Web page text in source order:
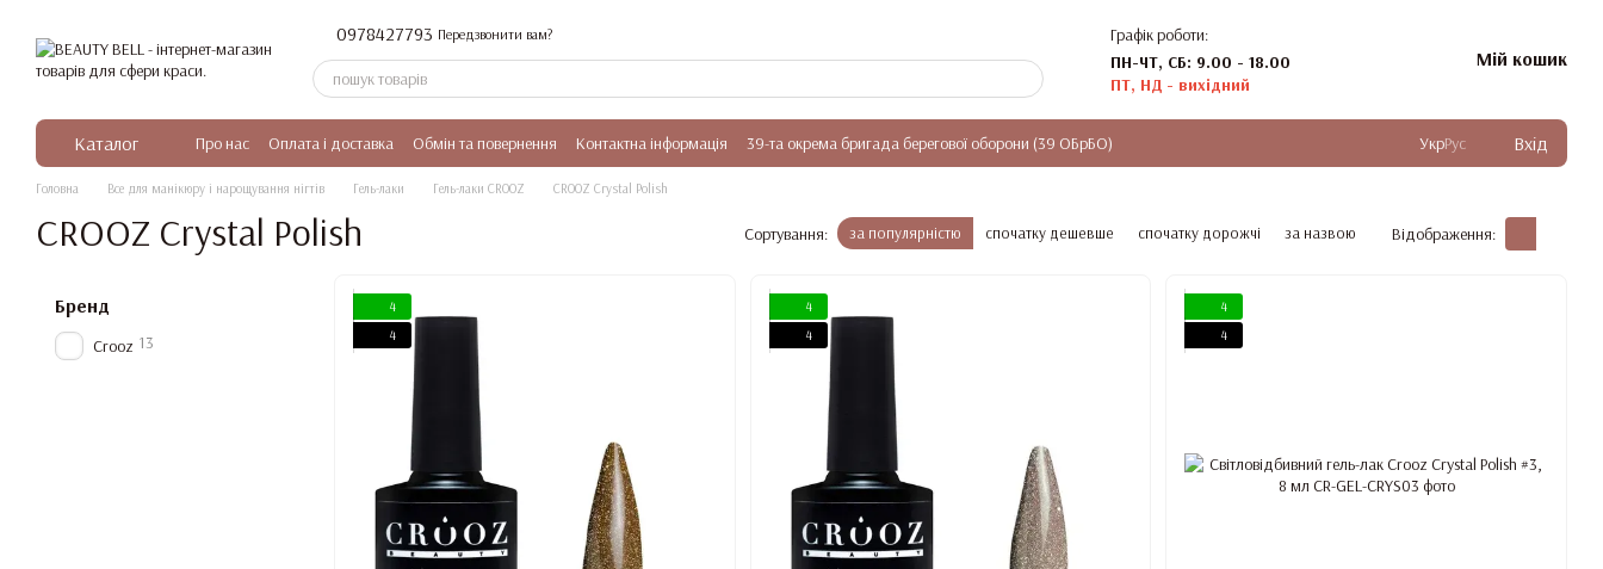
0978427793 Передзвонити вам?
Графік роботи:
ПН-ЧТ, СБ: 9.00 - 18.00
ПТ, НД - вихідний
Мій кошик
Каталог Про нас Оплата і доставка Обмін та повернення Контактна інформація 39-та окрема бригада берегової оборони (39 ОБрБО) УкрРус Вхід
Головна Все для манікюру і нарощування нігтів Гель-лаки Гель-лаки CROOZ CROOZ Crystal Polish
CROOZ Crystal Polish Сортування: за популярністю спочатку дешевше спочатку дорожчі за назвою Відображення:
4
4
4
4
4
4
Бренд
Crooz 13